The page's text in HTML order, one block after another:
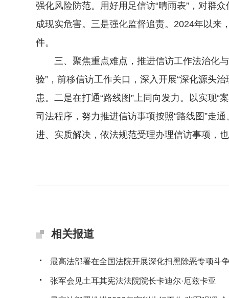
强化风险防范。用好用足信访“晴雨表”，对群
成现实危害。三是强化监督追责。2024年以来
件。
三、聚焦重点难点，推进信访工作法治化与
验”，前移信访工作关口，深入开展“深化源头
患。二是在打通“路线图”上同向发力。以实现
司法程序，努力推进信访事项按照“路线图”走
进、实质解决，依法规范受理办理信访事项，
相关报道
最高法部署在全国法院开展深化扫黑除恶专项斗
张军会见土耳其宪法法院院长卡迪尔·厄兹卡亚